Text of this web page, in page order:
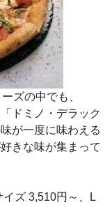
ズの中でも、
ドミノ・デラック
が一度に味わえる
きな味が集まって
ズ 3,510円～、L